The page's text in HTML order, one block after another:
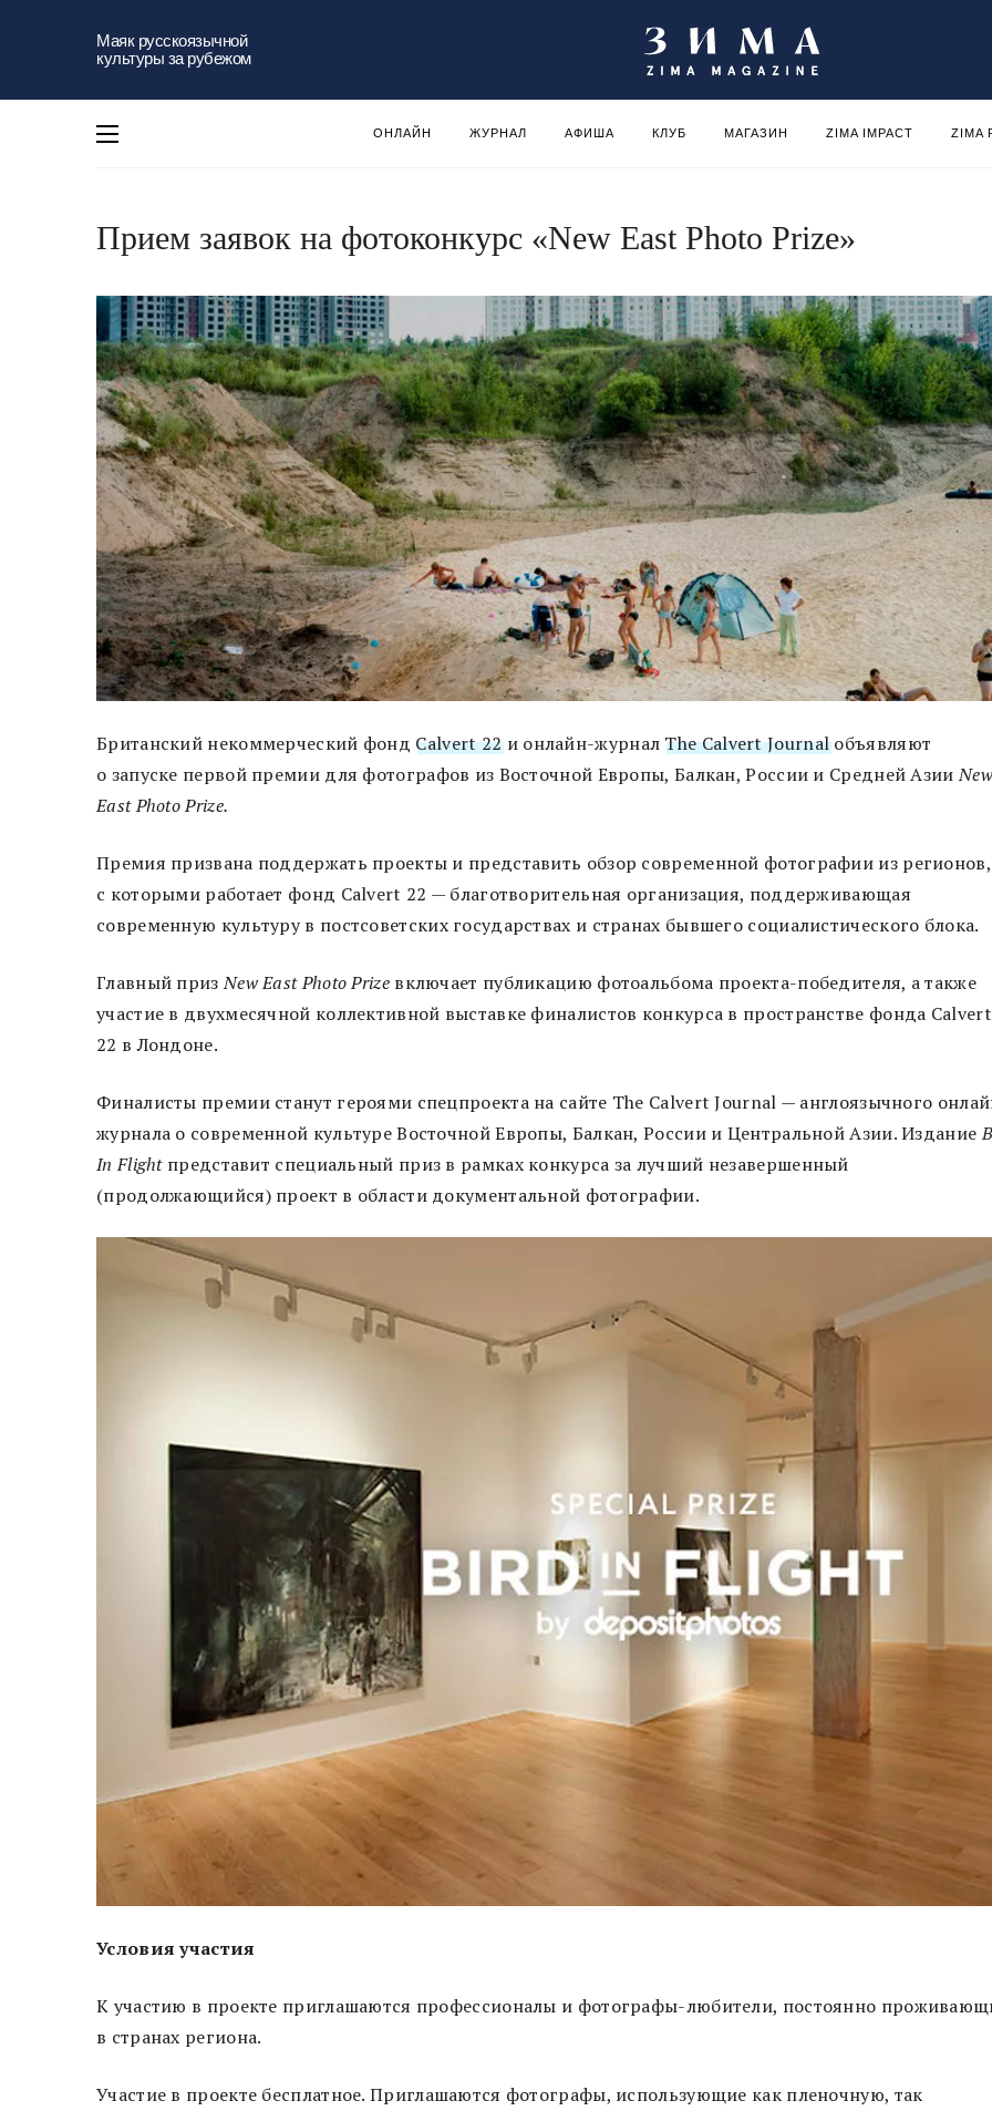
Маяк русскоязычной
культуры за рубежом
ОНЛАЙН ЖУРНАЛ АФИША КЛУБ МАГАЗИН ZIMA IMPACT ZIMA
Прием заявок на фотоконкурс «New East Photo Prize»
Британский некоммерческий фонд Calvert 22и онлайн-журнал The Calvert Journalобъявляют
о запуске первой премии для фотографов из Восточной Европы, Балкан, России и Средней АзииNew
East Photo Prize.
Премия призвана поддержать проекты и представить обзор современной фотографии из регионов,
с которыми работает фонд Calvert 22 — благотворительная организация, поддерживающая
современную культуру в постсоветских государствах и странах бывшего социалистического блока.
Главный призNew East Photo Prizeвключает публикацию фотоальбома проекта-победителя, а также
участие в двухмесячной коллективной выставке финалистов конкурса в пространстве фонда Calvert
22 в Лондоне.
Финалисты премии станут героями спецпроекта на сайте The Calvert Journal — англоязычного
журнала о современной культуре Восточной Европы, Балкан, России и Центральной Азии. Издание
In Flightпредставит специальный приз в рамках конкурса за лучший незавершенный
(продолжающийся) проект в области документальной фотографии.
Условия участия
К участию в проекте приглашаются профессионалы и фотографы-любители, постоянно
в странах региона.
Участие в проекте бесплатное. Приглашаются фотографы, использующие как пленочную, так